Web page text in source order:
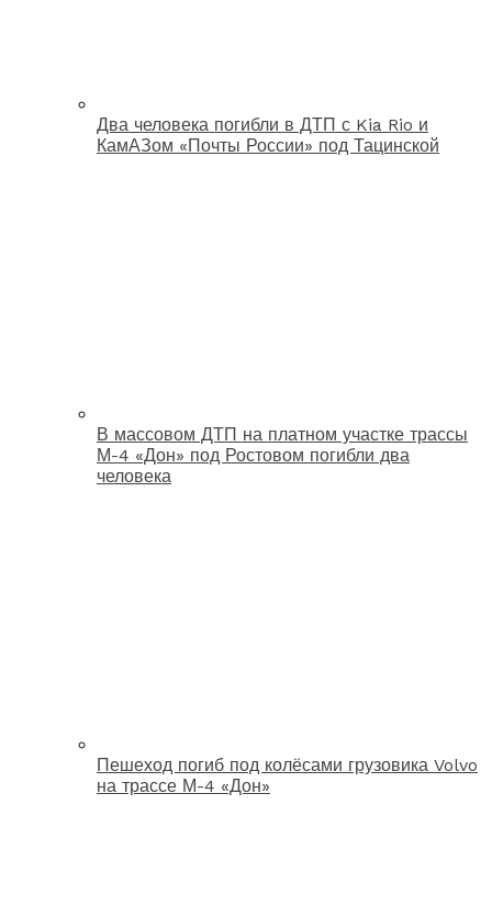
Два человека погибли в ДТП с Kia Rio и
КамАЗом «Почты России» под Тацинской
В массовом ДТП на платном участке трассы
М-4 «Дон» под Ростовом погибли два
человека
Пешеход погиб под колёсами грузовика Volvo
на трассе М-4 «Дон»